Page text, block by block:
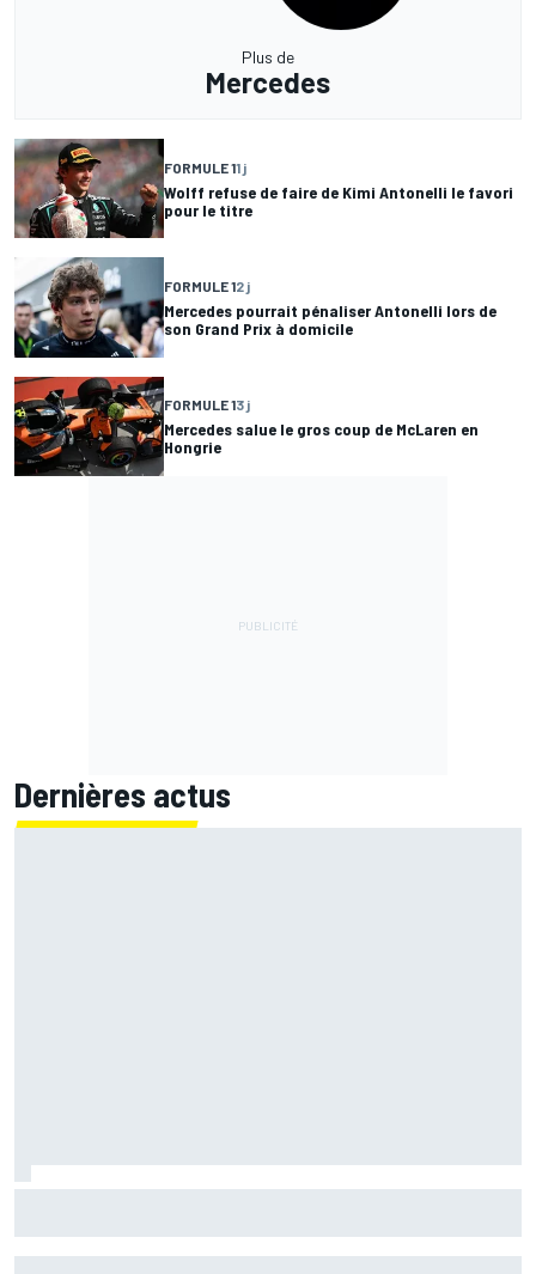
Plus de
Mercedes
FORMULE 11 j
Wolff refuse de faire de Kimi Antonelli le favori
pour le titre
FORMULE 12 j
Mercedes pourrait pénaliser Antonelli lors de
son Grand Prix à domicile
FORMULE 13 j
Mercedes salue le gros coup de McLaren en
Hongrie
Dernières actus